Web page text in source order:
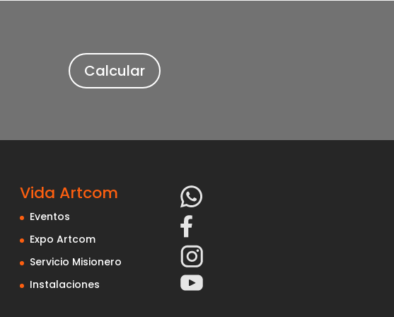
Calcular
Vida Artcom
Eventos
Expo Artcom
Servicio Misionero
Instalaciones